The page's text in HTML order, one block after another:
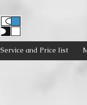
Service and Price list